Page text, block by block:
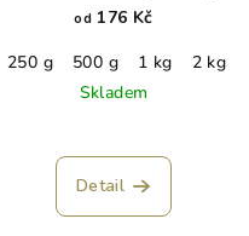
od 176 Kč
250 g
500 g 1 kg
2 kg
Skladem
Detail